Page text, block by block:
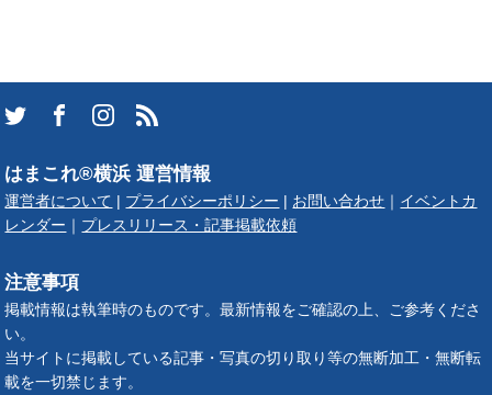
はまこれ®横浜 運営情報
運営者について プライバシーポリシー お問い合わせ
イベントカ
レンダー
プレスリリース・記事掲載依頼
注意事項
掲載情報は執筆時のものです。最新情報をご確認の上、ご参考くださ
い。
当サイトに掲載している記事・写真の切り取り等の無断加工・無断転
載を一切禁じます。